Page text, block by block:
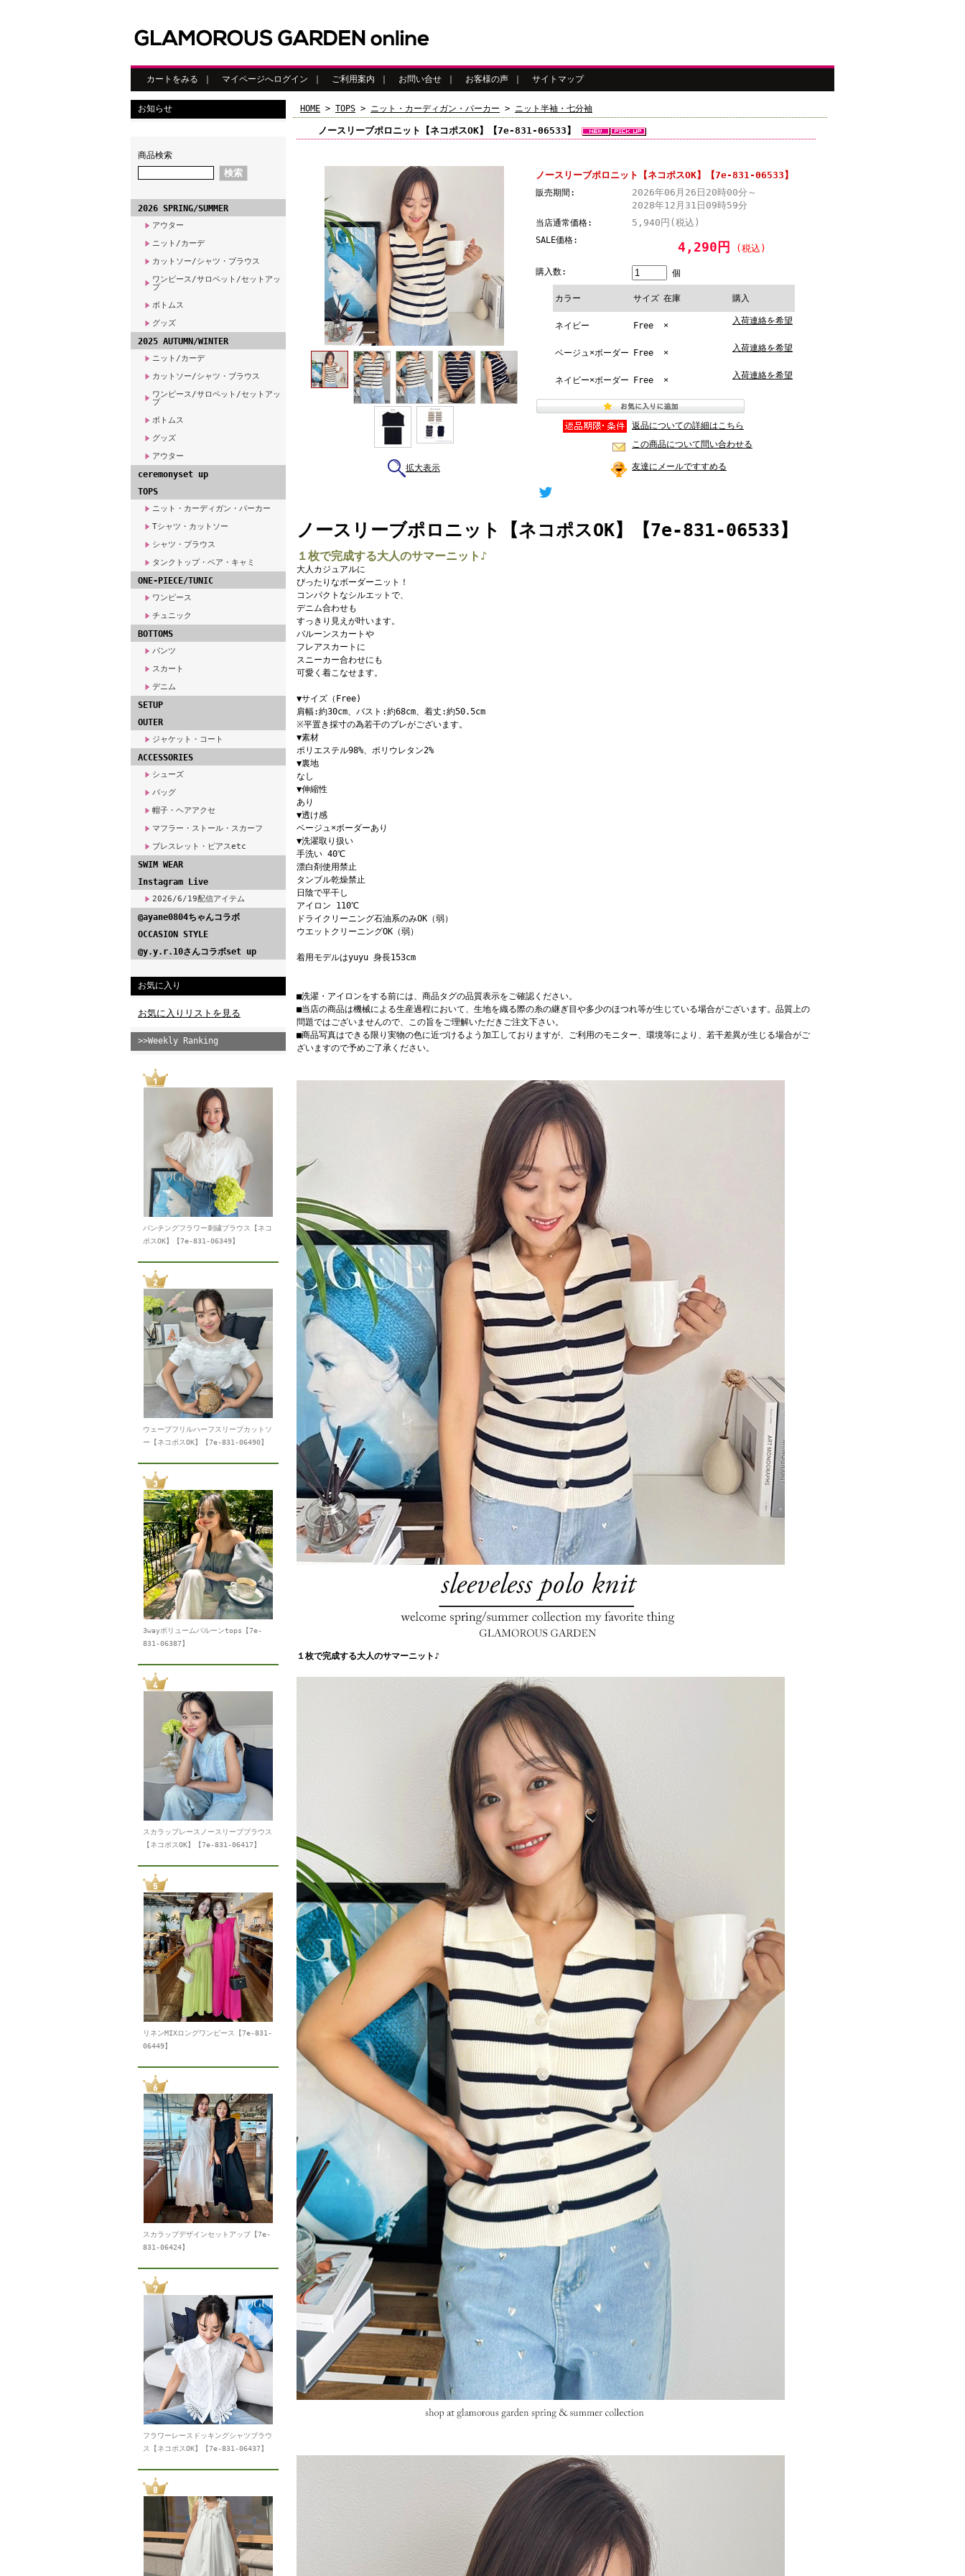
カートをみる マイページへログイン ご利用案内 お問い合せ お客様の声 サイトマップ
お知らせ
商品検索
2026 SPRING/SUMMER
アウター
ニット/カーデ
カットソー/シャツ・ブラウス
ワンピース/サロペット/セットアッ
プ
ボトムス
グッズ
2025 AUTUMN/WINTER
ニット/カーデ
カットソー/シャツ・ブラウス
ワンピース/サロペット/セットアッ
プ
ボトムス
グッズ
アウター
ceremonyset up
TOPS
ニット・カーディガン・パーカー
Tシャツ・カットソー
シャツ・ブラウス
タンクトップ・ベア・キャミ
ONE-PIECE/TUNIC
ワンピース
チュニック
BOTTOMS
パンツ
スカート
デニム
SETUP
OUTER
ジャケット・コート
ACCESSORIES
シューズ
バッグ
帽子・ヘアアクセ
マフラー・ストール・スカーフ
ブレスレット・ピアスetc
SWIM WEAR
Instagram Live
2026/6/19配信アイテム
@ayane0804ちゃんコラボ
OCCASION STYLE
@y.y.r.10さんコラボset up
お気に入り
お気に入りリストを見る
>>Weekly Ranking
パンチングフラワー刺繍ブラウス【ネコ
ポスOK】【7e-831-06349】
ウェーブフリルハーフスリーブカットソ
ー【ネコポスOK】【7e-831-06490】
3wayボリュームバルーンtops【7e-
831-06387】
スカラップレースノースリーブブラウス
【ネコポスOK】【7e-831-06417】
リネンMIXロングワンピース【7e-831-
06449】
スカラップデザインセットアップ【7e-
831-06424】
フラワーレースドッキングシャツブラウ
ス【ネコポスOK】【7e-831-06437】
HOME > TOPS > ニット・カーディガン・パーカー > ニット半袖・七分袖
ノースリーブポロニット【ネコポスOK】【7e-831-06533】
拡大表示
ノースリーブポロニット【ネコポスOK】【7e-831-06533】
販売期間:
2026年06月26日20時00分～
2028年12月31日09時59分
当店通常価格: 5,940円(税込)
SALE価格: 4,290円 (税込)
購入数: 個
カラー サイズ 在庫 購入
ネイビー Free × 入荷連絡を希望
ベージュ×ボーダー Free × 入荷連絡を希望
ネイビー×ボーダー Free × 入荷連絡を希望
返品についての詳細はこちら
この商品について問い合わせる
友達にメールですすめる
ノースリーブポロニット【ネコポスOK】【7e-831-06533】
１枚で完成する大人のサマーニット♪
大人カジュアルに
ぴったりなボーダーニット！
コンパクトなシルエットで、
デニム合わせも
すっきり見えが叶います。
バルーンスカートや
フレアスカートに
スニーカー合わせにも
可愛く着こなせます。
▼サイズ（Free)
肩幅:約30cm、バスト:約68cm、着丈:約50.5cm
※平置き採寸の為若干のブレがございます。
▼素材
ポリエステル98%、ポリウレタン2%
▼裏地
なし
▼伸縮性
あり
▼透け感
ベージュ×ボーダーあり
▼洗濯取り扱い
手洗い 40℃
漂白剤使用禁止
タンブル乾燥禁止
日陰で平干し
アイロン 110℃
ドライクリーニング石油系のみOK（弱）
ウエットクリーニングOK（弱）
着用モデルはyuyu 身長153cm
■洗濯・アイロンをする前には、商品タグの品質表示をご確認ください。
■当店の商品は機械による生産過程において、生地を織る際の糸の継ぎ目や多少のほつれ等が生じている場合がございます。品質上の
問題ではございませんので、この旨をご理解いただきご注文下さい。
■商品写真はできる限り実物の色に近づけるよう加工しておりますが、ご利用のモニター、環境等により、若干差異が生じる場合がご
ざいますので予めご了承ください。
１枚で完成する大人のサマーニット♪